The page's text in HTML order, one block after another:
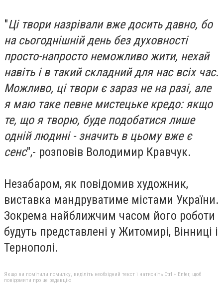
"Ці твори назрівали вже досить давно, бо
на сьогоднішній день без духовності
просто-напросто неможливо жити, нехай
навіть і в такий складний для нас всіх час.
Можливо, ці твори є зараз не на разі, але
я маю таке певне мистецьке кредо: якщо
те, що я творю, буде подобатися лише
одній людині - значить в цьому вже є
сенс",- розповів Володимир Кравчук.
Незабаром, як повідомив художник,
виставка мандруватиме містами України.
Зокрема найближчим часом його роботи
будуть представлені у Житомирі, Вінниці і
Тернополі.
Якщо ви помітили помилку, виділіть необхідний текст і натисніть Ctrl + Enter, щоб
повідомити про це редакцію